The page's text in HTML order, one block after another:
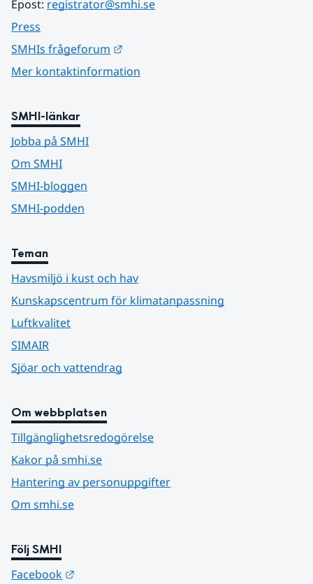
Epost: registrator@smhi.se
Press
SMHIs frågeforum
Mer kontaktinformation
SMHI-länkar
Jobba på SMHI
Om SMHI
SMHI-bloggen
SMHI-podden
Teman
Havsmiljö i kust och hav
Kunskapscentrum för klimatanpassning
Luftkvalitet
SIMAIR
Sjöar och vattendrag
Om webbplatsen
Tillgänglighetsredogörelse
Kakor på smhi.se
Hantering av personuppgifter
Om smhi.se
Följ SMHI
Facebook